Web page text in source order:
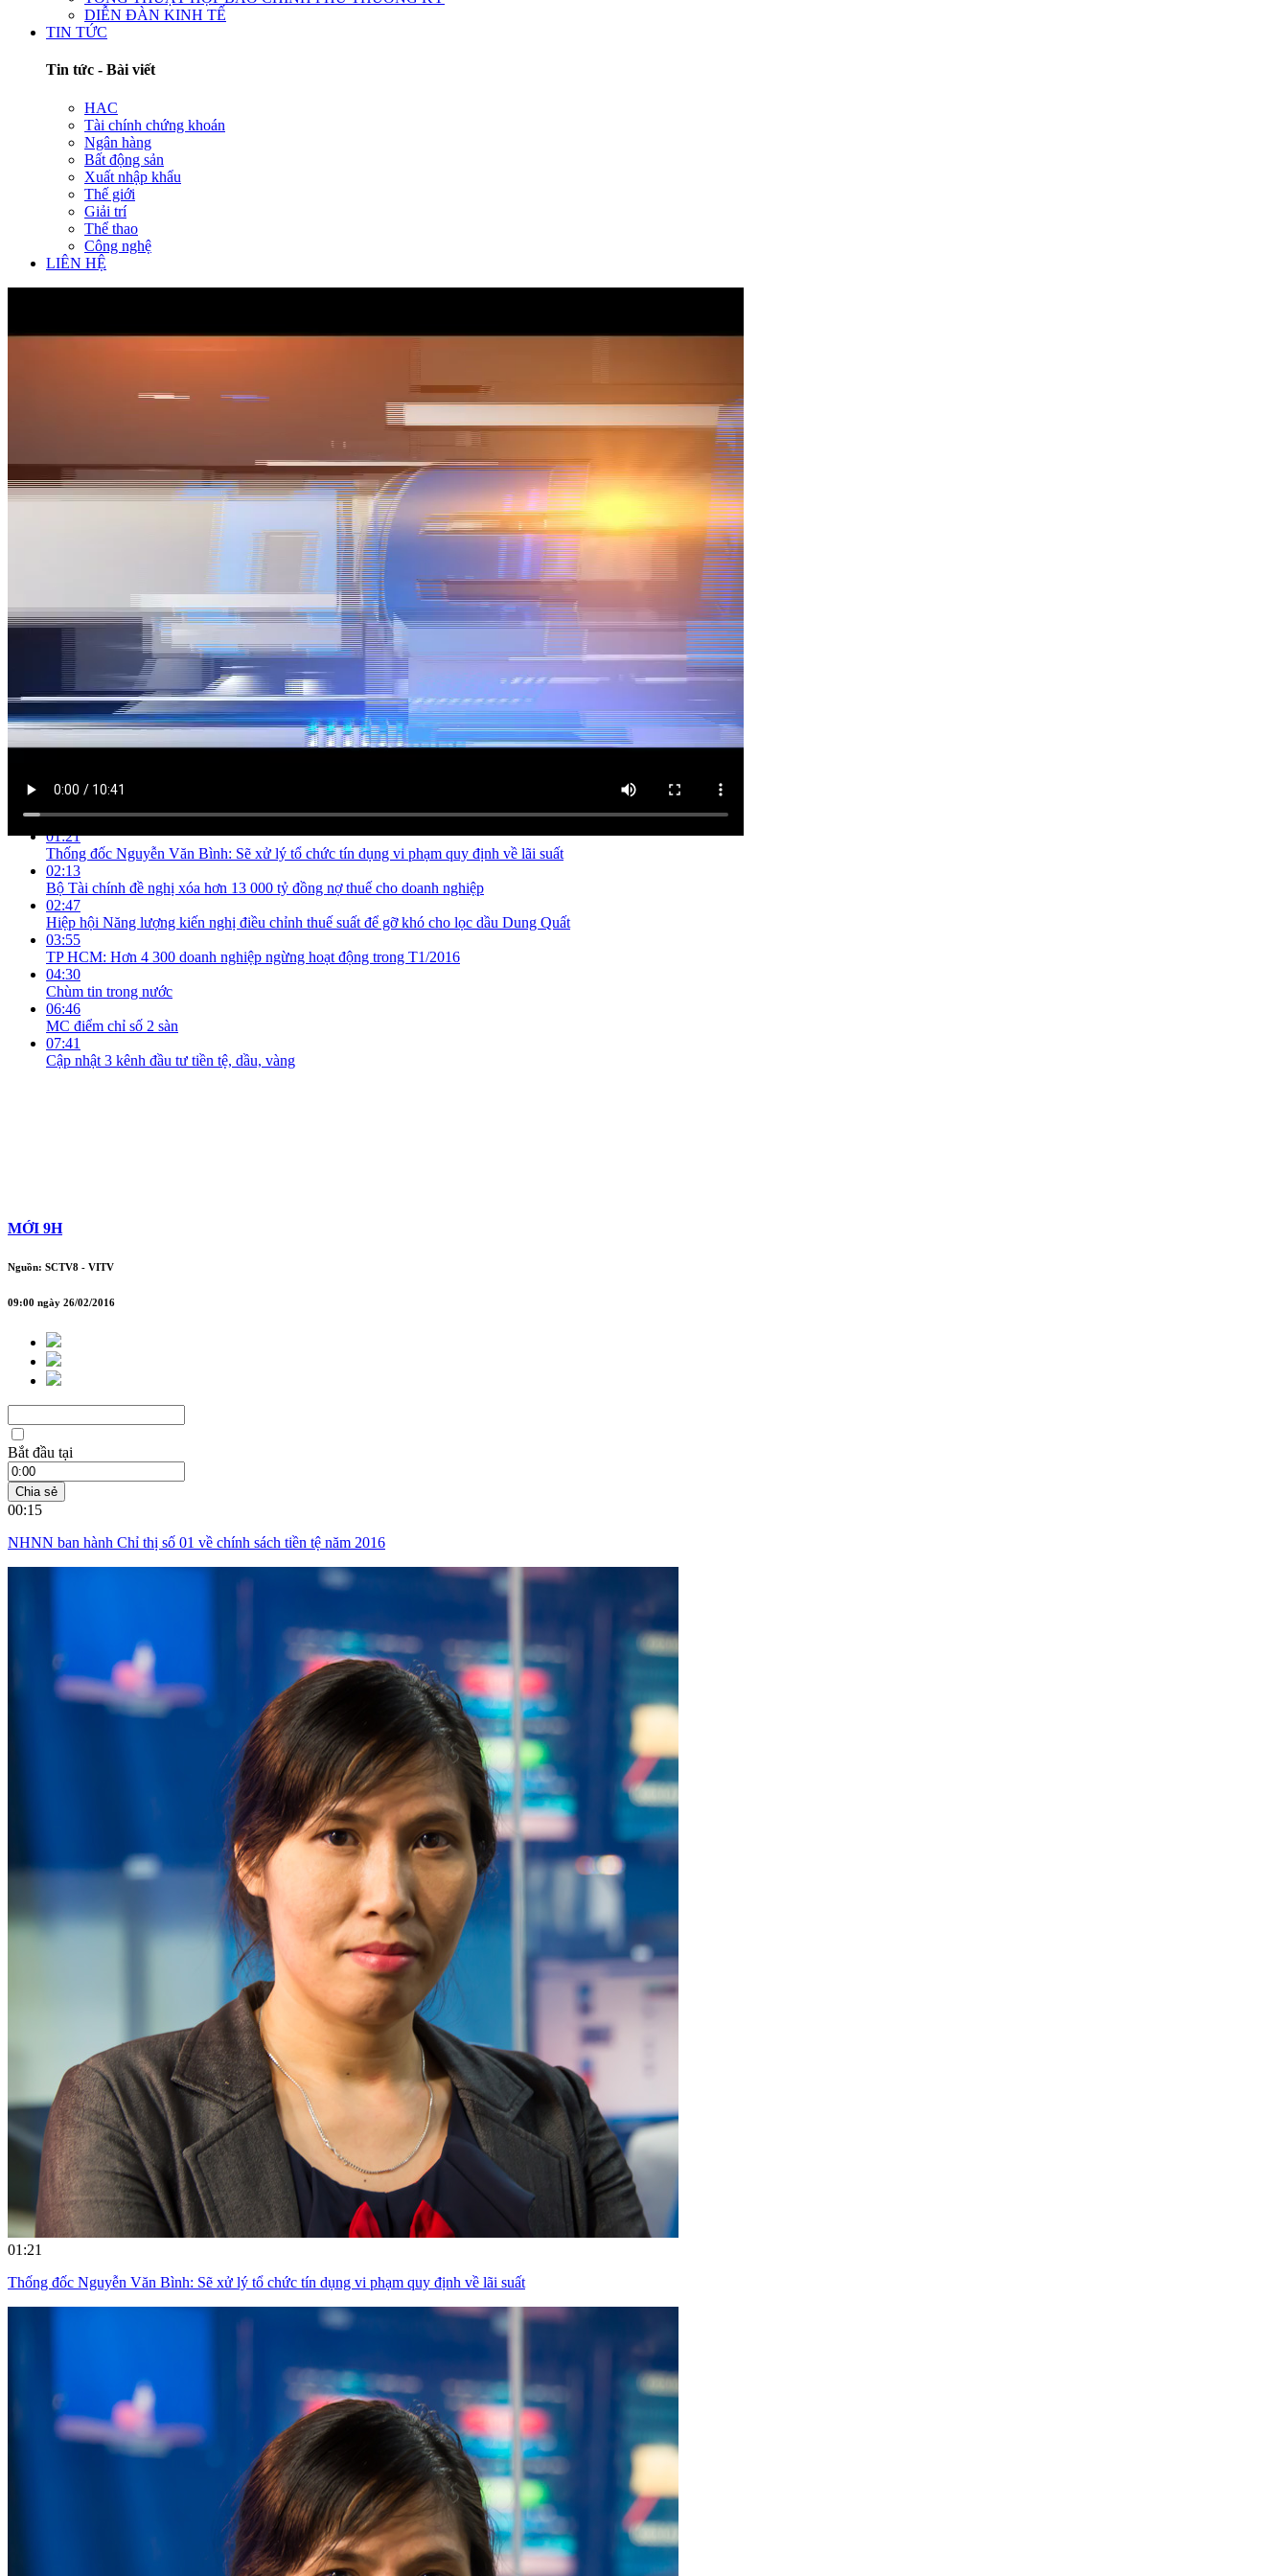
DIỄN ĐÀN KINH TẾ
TIN TỨC
Tin tức - Bài viết
HAC
Tài chính chứng khoán
Ngân hàng
Bất động sản
Xuất nhập khẩu
Thế giới
Giải trí
Thể thao
Công nghệ
LIÊN HỆ
NỘI DUNG CHI TIẾT
NHNN ban hành Chỉ thị số 01 về chính sách tiền tệ năm 2016
01:21
Thống đốc Nguyễn Văn Bình: Sẽ xử lý tổ chức tín dụng vi phạm quy định về lãi suất
02:13
Bộ Tài chính đề nghị xóa hơn 13 000 tỷ đồng nợ thuế cho doanh nghiệp
02:47
Hiệp hội Năng lượng kiến nghị điều chỉnh thuế suất để gỡ khó cho lọc dầu Dung Quất
03:55
TP HCM: Hơn 4 300 doanh nghiệp ngừng hoạt động trong T1/2016
04:30
Chùm tin trong nước
06:46
MC điểm chỉ số 2 sàn
07:41
Cập nhật 3 kênh đầu tư tiền tệ, dầu, vàng
MỚI 9H
Nguồn: SCTV8 - VITV
09:00 ngày 26/02/2016
Bắt đầu tại
Chia sẻ
00:15
NHNN ban hành Chỉ thị số 01 về chính sách tiền tệ năm 2016
01:21
Thống đốc Nguyễn Văn Bình: Sẽ xử lý tổ chức tín dụng vi phạm quy định về lãi suất